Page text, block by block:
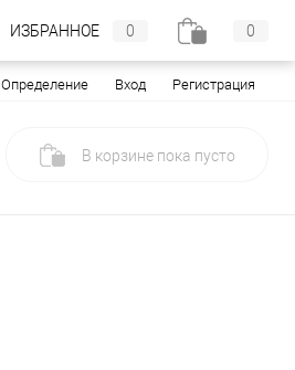
Определение Вход Регистрация
В корзине пока пусто
ИЗБРАННОЕ 0 0